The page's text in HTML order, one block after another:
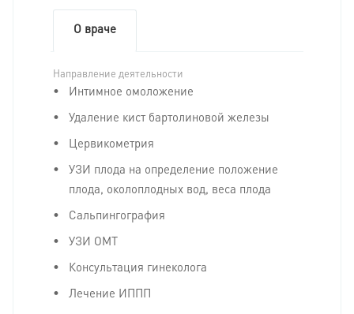
О враче
Направление деятельности
Интимное омоложение
Удаление кист бартолиновой железы
Цервикометрия
УЗИ плода на определение положение
плода, околоплодных вод, веса плода
Сальпингография
УЗИ ОМТ
Консультация гинеколога
Лечение ИППП